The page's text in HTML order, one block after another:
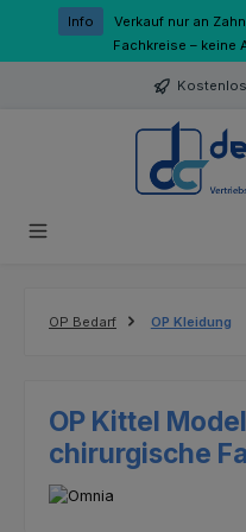
Zum Hauptinhalt springen
Info
Verkauf nur an
Fachkreise – keine
OP Bedarf OP Kleidung
OP Kittel
chirurgische